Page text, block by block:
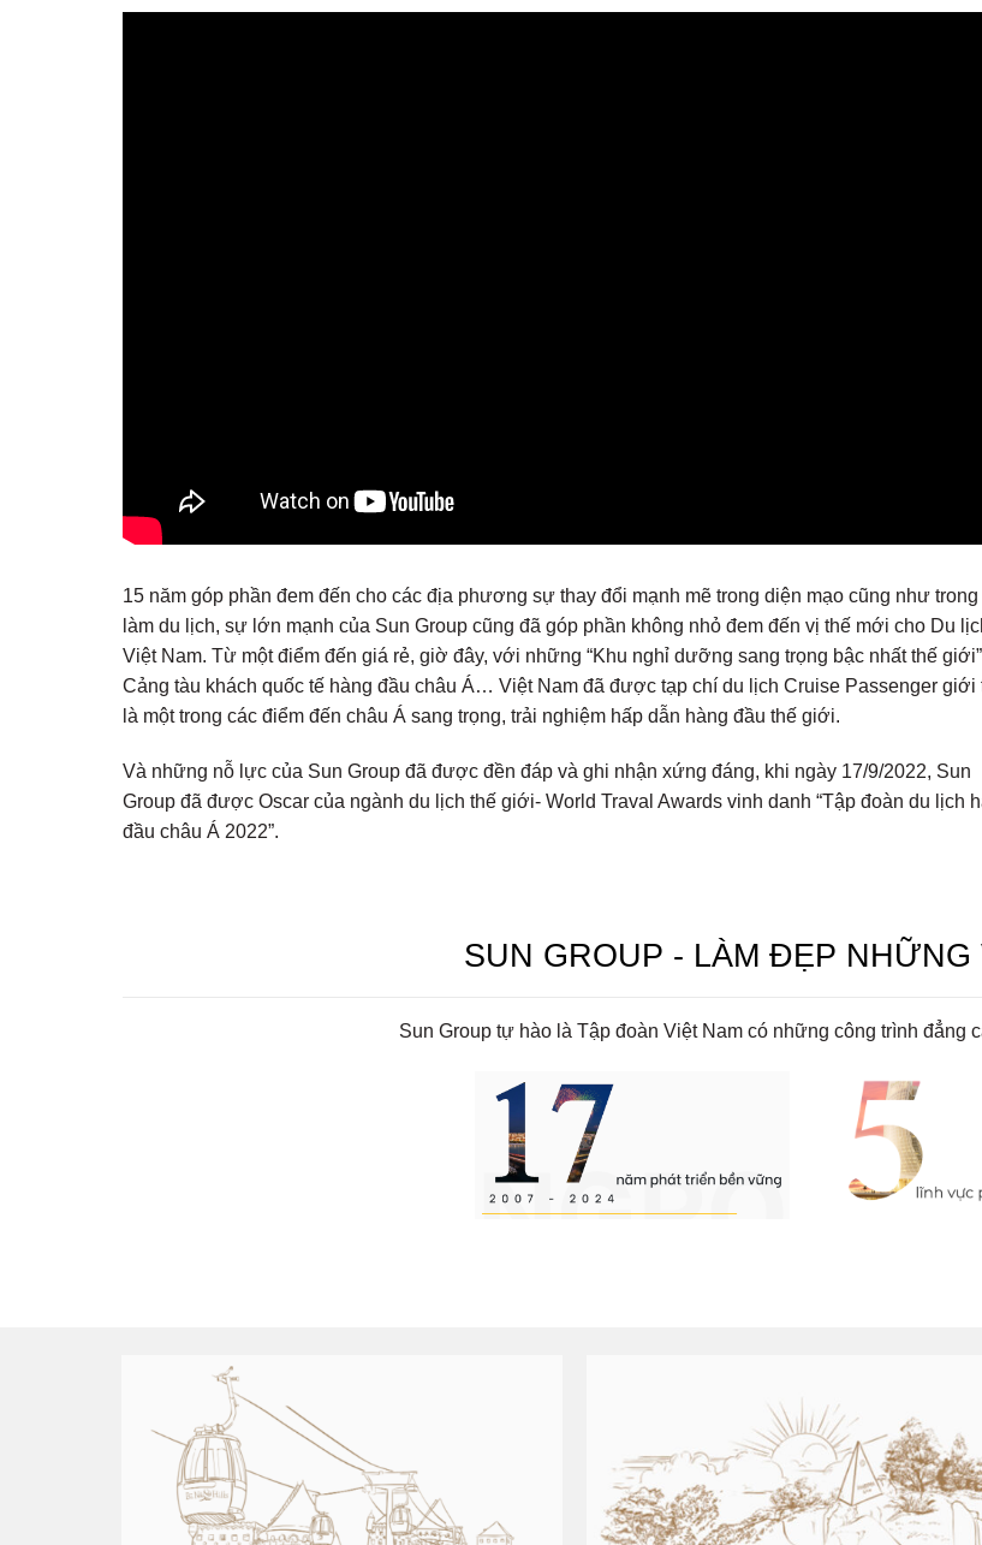
15 năm góp phần đem đến cho các địa phương sự thay đổi mạnh mẽ trong diện mạo cũng như trong
làm du lịch, sự lớn mạnh của Sun Group cũng đã góp phần không nhỏ đem đến vị thế mới cho Du
Việt Nam. Từ một điểm đến giá rẻ, giờ đây, với những “Khu nghỉ dưỡng sang trọng bậc nhất thế
Cảng tàu khách quốc tế hàng đầu châu Á… Việt Nam đã được tạp chí du lịch Cruise Passenger giới
là một trong các điểm đến châu Á sang trọng, trải nghiệm hấp dẫn hàng đầu thế giới.
Và những nỗ lực của Sun Group đã được đền đáp và ghi nhận xứng đáng, khi ngày 17/9/2022, Sun
Group đã được Oscar của ngành du lịch thế giới- World Traval Awards vinh danh “Tập đoàn du lịch
đầu châu Á 2022”.
SUN GROUP - LÀM ĐẸP
Sun Group tự hào là Tập đoàn Việt Nam có những công trình đẳng